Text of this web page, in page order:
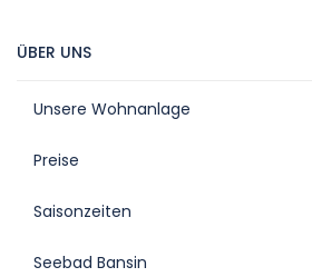
ÜBER UNS
Unsere Wohnanlage
Preise
Saisonzeiten
Seebad Bansin